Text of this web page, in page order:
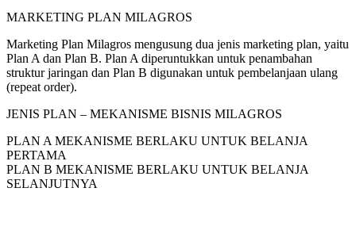
MARKETING PLAN MILAGROS
Marketing Plan Milagros mengusung dua jenis marketing plan, yaitu
Plan A dan Plan B. Plan A diperuntukkan untuk penambahan
struktur jaringan dan Plan B digunakan untuk pembelanjaan ulang
(repeat order).
JENIS PLAN – MEKANISME BISNIS MILAGROS
PLAN A MEKANISME BERLAKU UNTUK BELANJA
PERTAMA
PLAN B MEKANISME BERLAKU UNTUK BELANJA
SELANJUTNYA